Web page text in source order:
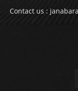
Contact us :